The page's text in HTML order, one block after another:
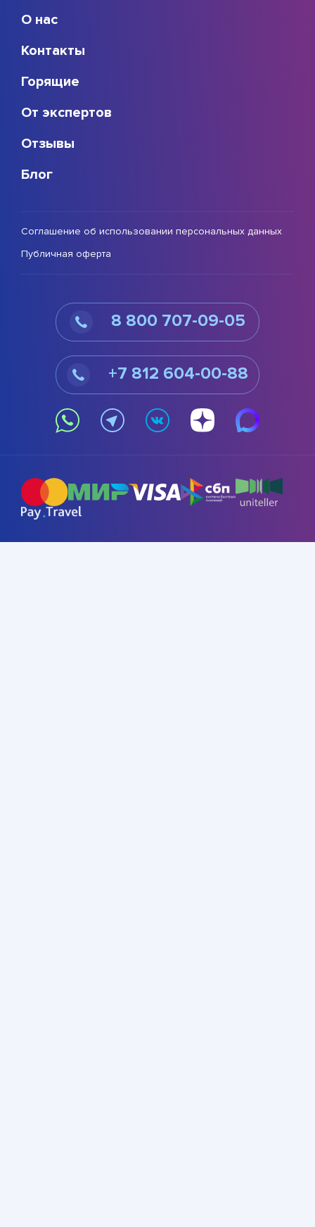
О нас
Контакты
Горящие
От экспертов
Отзывы
Блог
Соглашение об использовании персональных данных
Публичная оферта
8 800 707-09-05
+7 812 604-00-88